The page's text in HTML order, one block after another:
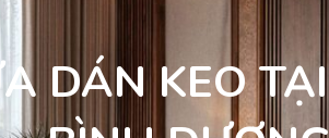
DÁN KEO